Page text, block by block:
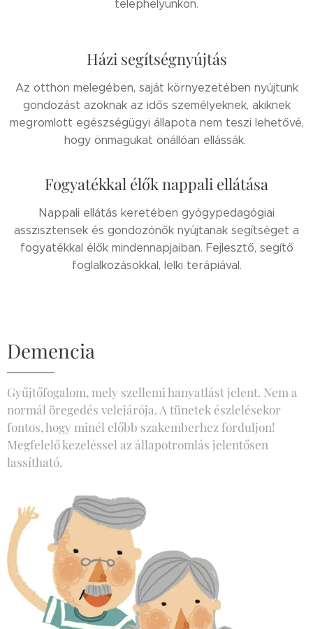
telephelyünkön.
Házi segítségnyújtás
Az otthon melegében, saját környezetében nyújtunk
gondozást azoknak az idős személyeknek, akiknek
megromlott egészségügyi állapota nem teszi lehetővé,
hogy önmagukat önállóan ellássák.
Fogyatékkal élők nappali ellátása
Nappali ellátás keretében gyógypedagógiai
asszisztensek és gondozónők nyújtanak segítséget a
fogyatékkal élők mindennapjaiban. Fejlesztő, segítő
foglalkozásokkal, lelki terápiával.
Demencia
Gyűjtőfogalom, mely szellemi hanyatlást jelent. Nem a
normál öregedés velejárója. A tünetek észlelésekor
fontos, hogy minél előbb szakemberhez forduljon!
Megfelelő kezeléssel az állapotromlás jelentősen
lassítható.